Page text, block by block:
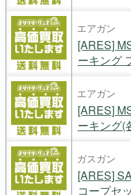
エアガン
[ARES]
ーキング
エアガン
[ARES]
ーキング(
ガスガン
[ARES]
コープセ